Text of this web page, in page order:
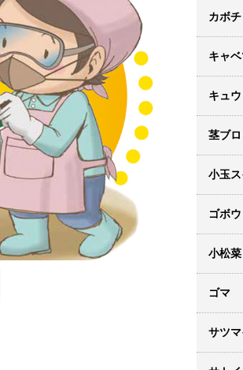
カボ
キャ
キュウ
茎ブ
小玉
ゴボウ
小松菜
ゴマ
サツ